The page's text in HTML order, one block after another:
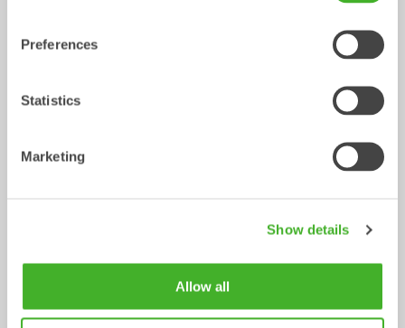
Preferences
Statistics
Marketing
Show details
Allow all
XTR10
7-12 ton